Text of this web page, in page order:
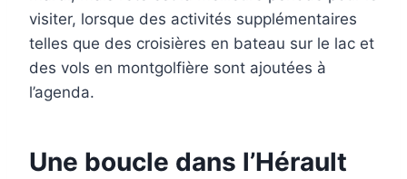
visiter, lorsque des activités supplémentaires
telles que des croisières en bateau sur le lac et
des vols en montgolfière sont ajoutées à
l’agenda.
Une boucle dans l’Hérault